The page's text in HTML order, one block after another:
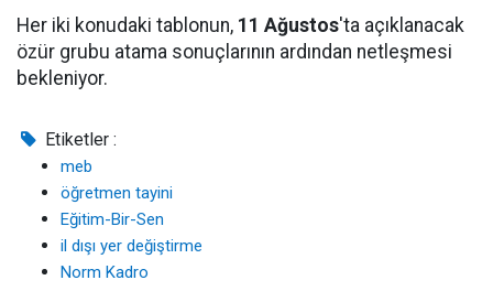
Her iki konudaki tablonun, 11 Ağustos'ta açıklanacak
özür grubu atama sonuçlarının ardından netleşmesi
bekleniyor.
Etiketler :
meb
öğretmen tayini
Eğitim-Bir-Sen
il dışı yer değiştirme
Norm Kadro